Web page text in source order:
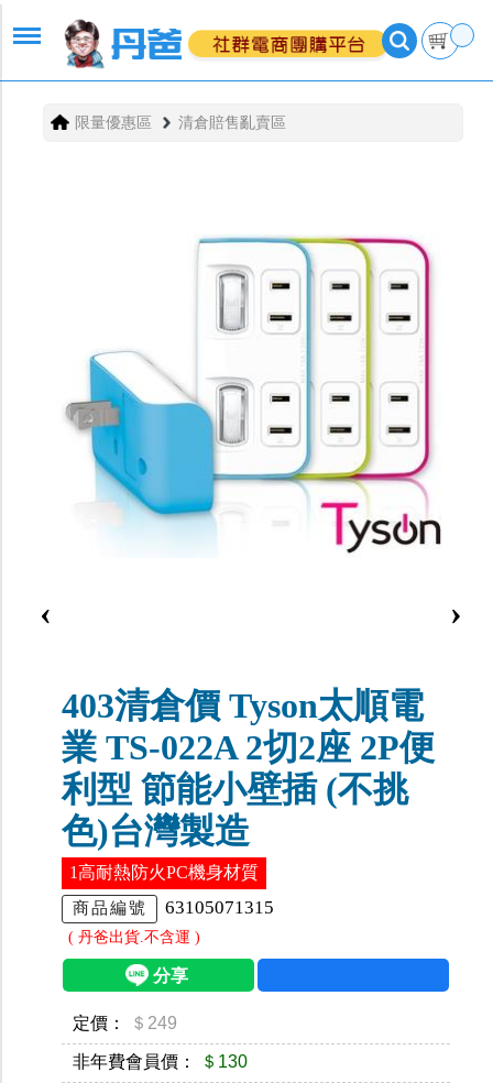
限量優惠區 清倉賠售亂賣區
‹ ›
403清倉價 Tyson太順電
業 TS-022A 2切2座 2P便
利型 節能小壁插 (不挑
色)台灣製造
1高耐熱防火PC機身材質
商品編號 63105071315
( 丹爸出貨.不含運 )
定價： ＄249
非年費會員價： ＄130